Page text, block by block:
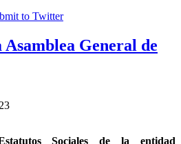
General de
Sociales de la entidad